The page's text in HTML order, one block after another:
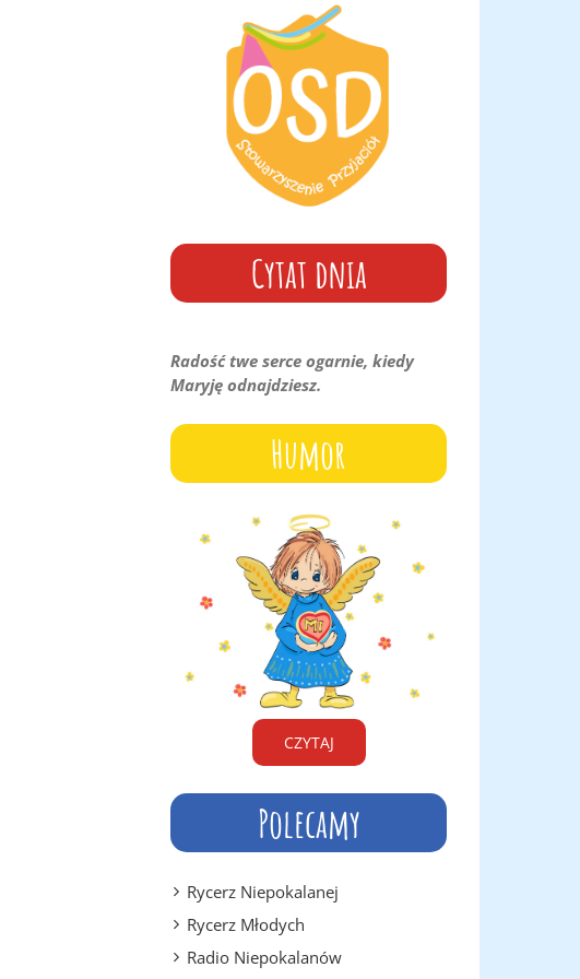
do
dołu
aby
zwiększyć
lub
Cytat dnia
Radość twe serce ogarnie, kiedy
Maryję odnajdziesz.
Humor
CZYTAJ
Polecamy
Rycerz Niepokalanej
Rycerz Młodych
Radio Niepokalanów